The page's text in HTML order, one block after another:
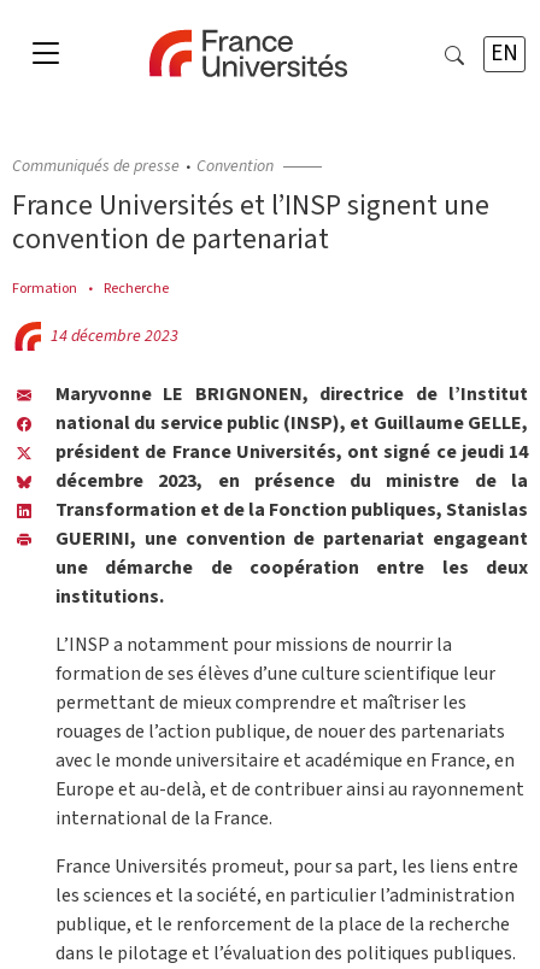
EN
Communiqués de presse Convention
France Universités et l’INSP signent une
convention de partenariat
Formation Recherche
14 décembre 2023
Maryvonne LE BRIGNONEN, directrice de l’Institut
national du service public (INSP), et Guillaume GELLE,
président de France Universités, ont signé ce jeudi 14
décembre 2023, en présence du ministre de la
Transformation et de la Fonction publiques, Stanislas
GUERINI, une convention de partenariat engageant
une démarche de coopération entre les deux
institutions.
L’INSP a notamment pour missions de nourrir la
formation de ses élèves d’une culture scientifique leur
permettant de mieux comprendre et maîtriser les
rouages de l’action publique, de nouer des partenariats
avec le monde universitaire et académique en France, en
Europe et au-delà, et de contribuer ainsi au rayonnement
international de la France.
France Universités promeut, pour sa part, les liens entre
les sciences et la société, en particulier l’administration
publique, et le renforcement de la place de la recherche
dans le pilotage et l’évaluation des politiques publiques.